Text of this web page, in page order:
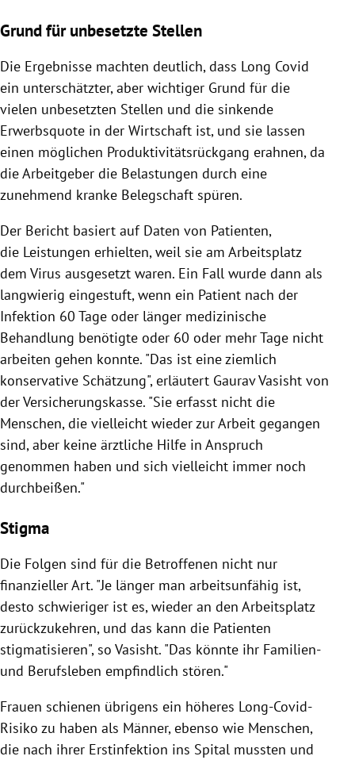
Grund für unbesetzte Stellen
Die Ergebnisse machten deutlich, dass Long Covid
ein unterschätzter, aber wichtiger Grund für die
vielen unbesetzten Stellen und die sinkende
Erwerbsquote in der Wirtschaft ist, und sie lassen
einen möglichen Produktivitätsrückgang erahnen, da
die Arbeitgeber die Belastungen durch eine
zunehmend kranke Belegschaft spüren.
Der Bericht basiert auf Daten von Patienten,
die Leistungen erhielten, weil sie am Arbeitsplatz
dem Virus ausgesetzt waren. Ein Fall wurde dann als
langwierig eingestuft, wenn ein Patient nach der
Infektion 60 Tage oder länger medizinische
Behandlung benötigte oder 60 oder mehr Tage nicht
arbeiten gehen konnte. "Das ist eine ziemlich
konservative Schätzung", erläutert Gaurav Vasisht von
der Versicherungskasse. "Sie erfasst nicht die
Menschen, die vielleicht wieder zur Arbeit gegangen
sind, aber keine ärztliche Hilfe in Anspruch
genommen haben und sich vielleicht immer noch
durchbeißen."
Stigma
Die Folgen sind für die Betroffenen nicht nur
finanzieller Art. "Je länger man arbeitsunfähig ist,
desto schwieriger ist es, wieder an den Arbeitsplatz
zurückzukehren, und das kann die Patienten
stigmatisieren", so Vasisht. "Das könnte ihr Familien-
und Berufsleben empfindlich stören."
Frauen schienen übrigens ein höheres Long-Covid-
Risiko zu haben als Männer, ebenso wie Menschen,
die nach ihrer Erstinfektion ins Spital mussten und